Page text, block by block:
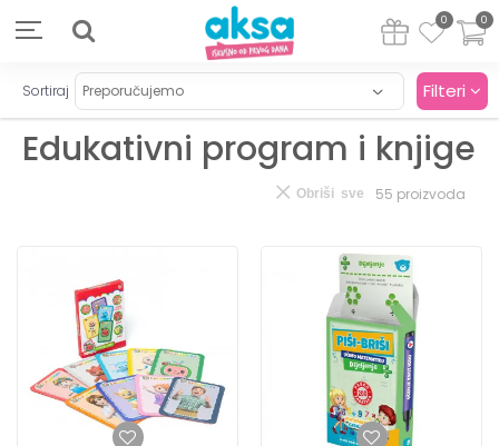
0
0
Edukativni program i knjige
Sortiraj Filteri
55 proizvoda
Obriši sve